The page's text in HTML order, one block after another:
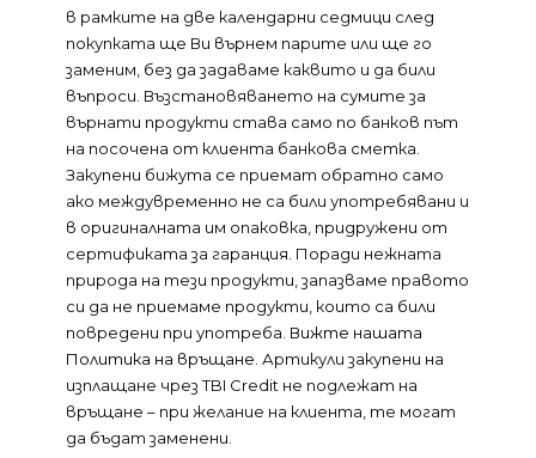
в рамките на две календарни седмици след
покупката ще Ви върнем парите или ще го
заменим, без да задаваме каквито и да били
въпроси. Възстановяването на сумите за
върнати продукти става само по банков път
на посочена от клиента банкова сметка.
Закупени бижута се приемат обратно само
ако междувременно не са били употребявани и
в оригиналната им опаковка, придружени от
сертификата за гаранция. Поради нежната
природа на тези продукти, запазваме правото
си да не приемаме продукти, които са били
повредени при употреба. Вижте нашата
Политика на връщане . Артикули закупени на
изплащане чрез TBI Credit не подлежат на
връщане – при желание на клиента, те могат
да бъдат заменени.